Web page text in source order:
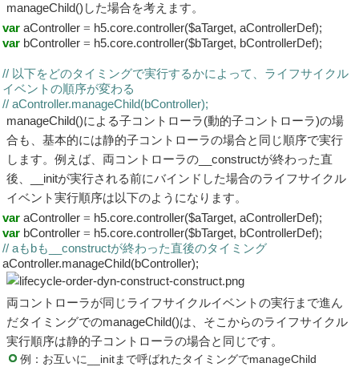
manageChild()した場合を考えます。
var aController = h5.core.controller($aTarget, aControllerDef);
var bController = h5.core.controller($bTarget, bControllerDef);
// 以下をどのタイミングで実行するかによって、ライフサイクル
イベントの順序が変わる
// aController.manageChild(bController);
manageChild()による子コントローラ(動的子コントローラ)の場
合も、基本的には静的子コントローラの場合と同じ順序で実行
します。例えば、両コントローラの__constructが終わった直
後、__initが実行される前にバインドした場合のライフサイクル
イベント実行順序は以下のようになります。
var aController = h5.core.controller($aTarget, aControllerDef);
var bController = h5.core.controller($bTarget, bControllerDef);
// aもbも__constructが終わった直後のタイミング
aController.manageChild(bController);
両コントローラが同じライフサイクルイベントの実行まで進ん
だタイミングでのmanageChild()は、そこからのライフサイクル
実行順序は静的子コントローラの場合と同じです。
例：お互いに__initまで呼ばれたタイミングでmanageChild